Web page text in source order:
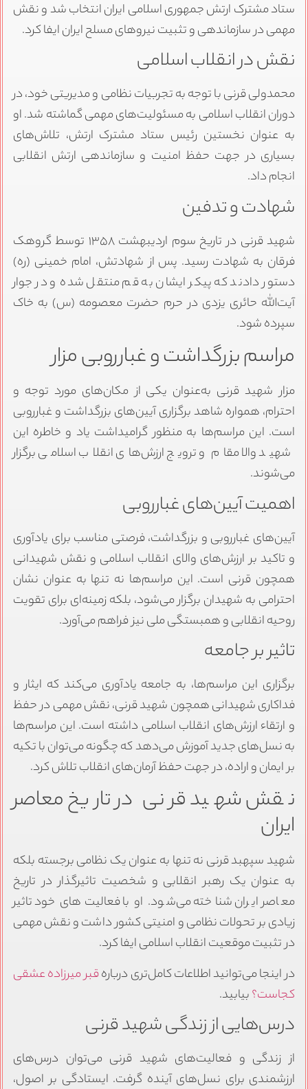
ستاد مشترک ارتش جمهوری اسلامی ایران انتخاب شد و نقش
مهمی در سازماندهی و تثبیت نیروهای مسلح ایران ایفا کرد.
نقش در انقلاب اسلامی
محمدولی قرنی با توجه به تجربیات نظامی و مدیریتی خود، در
دوران انقلاب اسلامی به مسئولیت‌های مهمی گماشته شد. او
به عنوان نخستین رئیس ستاد مشترک ارتش، تلاش‌های
بسیاری در جهت حفظ امنیت و سازماندهی ارتش انقلابی
انجام داد.
شهادت و تدفین
شهید قرنی در تاریخ سوم اردیبهشت ۱۳۵۸ توسط گروهک
فرقان به شهادت رسید. پس از شهادتش، امام خمینی (ره)
دستور دادند که پیکر ایشان به قم منتقل شده و در جوار
آیت‌الله حائری یزدی در حرم حضرت معصومه (س) به خاک
سپرده شود.
مراسم بزرگداشت و غبارروبی مزار
مزار شهید قرنی به‌عنوان یکی از مکان‌های مورد توجه و
احترام، همواره شاهد برگزاری آیین‌های بزرگداشت و غبارروبی
است. این مراسم‌ها به منظور گرامیداشت یاد و خاطره این
شهید والا مقام و ترویج ارزش‌های انقلاب اسلامی برگزار
می‌شوند.
اهمیت آیین‌های غبارروبی
آیین‌های غبارروبی و بزرگداشت، فرصتی مناسب برای یادآوری
و تاکید بر ارزش‌های والای انقلاب اسلامی و نقش شهیدانی
همچون قرنی است. این مراسم‌ها نه تنها به عنوان نشان
احترامی به شهیدان برگزار می‌شود، بلکه زمینه‌ای برای تقویت
روحیه انقلابی و همبستگی ملی نیز فراهم می‌آورد.
تاثیر بر جامعه
برگزاری این مراسم‌ها، به جامعه یادآوری می‌کند که ایثار و
فداکاری شهیدانی همچون شهید قرنی، نقش مهمی در حفظ
و ارتقاء ارزش‌های انقلاب اسلامی داشته است. این مراسم‌ها
به نسل‌های جدید آموزش می‌دهد که چگونه می‌توان با تکیه
بر ایمان و اراده، در جهت حفظ آرمان‌های انقلاب تلاش کرد.
نقش شهید قرنی در تاریخ معاصر
ایران
شهید سپهبد قرنی نه تنها به عنوان یک نظامی برجسته بلکه
به عنوان یک رهبر انقلابی و شخصیت تاثیرگذار در تاریخ
معاصر ایران شناخته می‌شود. او با فعالیت‌های خود تاثیر
زیادی بر تحولات نظامی و امنیتی کشور داشت و نقش مهمی
در تثبیت موقعیت انقلاب اسلامی ایفا کرد.
در اینجا می‌توانید اطلاعات کامل‌تری دربارهقبر میرزاده عشقی
کجاست؟بیابید.
درس‌هایی از زندگی شهید قرنی
از زندگی و فعالیت‌های شهید قرنی می‌توان درس‌های
ارزشمندی برای نسل‌های آینده گرفت. ایستادگی بر اصول،